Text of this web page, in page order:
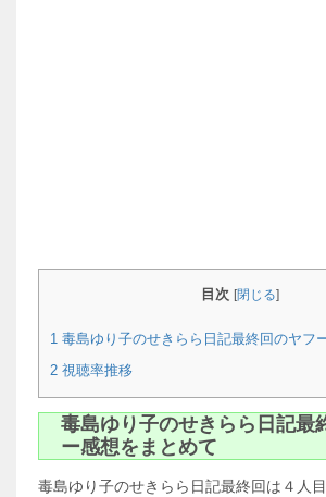
目次 [閉じる]
1 毒島ゆり子のせきらら日記最終回のヤフ
2 視聴率推移
毒島ゆり子のせきらら日記最
ー感想をまとめて
毒島ゆり子のせきらら日記最終回は４人